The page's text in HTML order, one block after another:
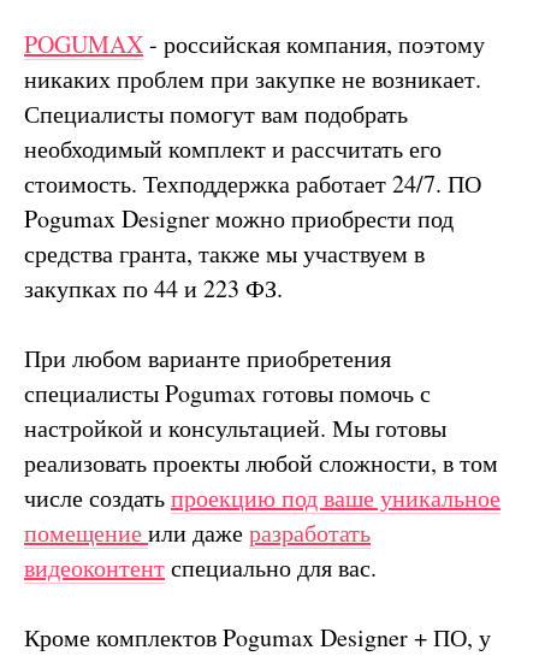
POGUMAX- российская компания, поэтому
никаких проблем при закупке не возникает.
Специалисты помогут вам подобрать
необходимый комплект и рассчитать его
стоимость. Техподдержка работает 24/7. ПО
Pogumax Designer можно приобрести под
средства гранта, также мы участвуем в
закупках по 44 и 223 ФЗ.
При любом варианте приобретения
специалисты Pogumax готовы помочь с
настройкой и консультацией. Мы готовы
реализовать проекты любой сложности, в том
числе создатьпроекцию под ваше уникальное
помещениеили дажеразработать
видеоконтентспециально для вас.
Кроме комплектов Pogumax Designer + ПО, у